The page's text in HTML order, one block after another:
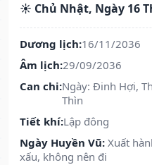
☀️ Chủ Nhật, Ngày 16
Dương lịch:16/11/2036
Âm lịch:29/09/2036
Can chi:Ngày: Đinh Hợi,
Thìn
Tiết khí:Lập đông
Ngày Huyền Vũ: Xuất
xấu, không nên đi